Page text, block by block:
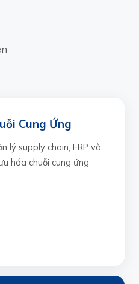
Cung Ứng
lý supply chain, ERP và
hóa chuỗi cung ứng